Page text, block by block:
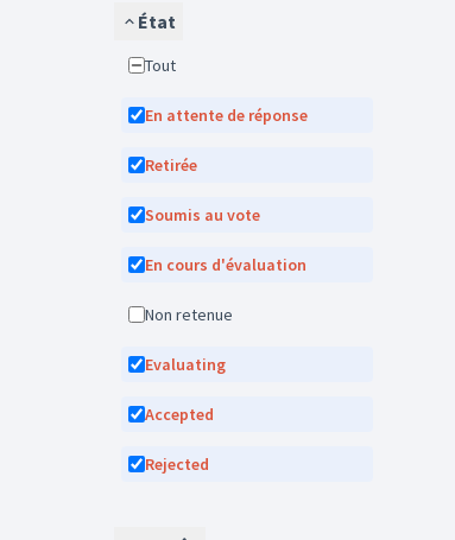
État
Tout
En attente de réponse
Retirée
Soumis au vote
En cours d'évaluation
Non retenue
Evaluating
Accepted
Rejected